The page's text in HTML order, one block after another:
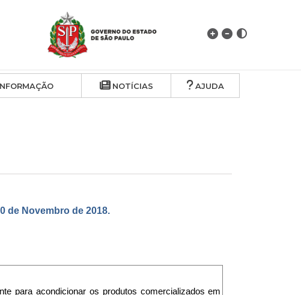
NOTÍCIAS AJUDA
de Novembro de 2018.
para acondicionar os produtos comercializados em